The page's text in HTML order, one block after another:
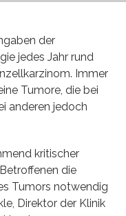
der
jedes Jahr rund
Immer
Tumore, die bei
anderen jedoch
kritischer
die
Tumors notwendig
Direktor der Klinik